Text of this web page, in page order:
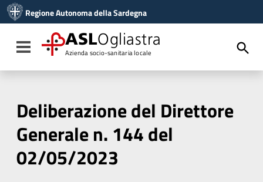
Vai al menu di navigazione
Vai al footer
Regione Autonoma della Sardegna
Toggle navigation
ASLOgliastra
Azienda socio-sanitaria locale
Deliberazione del Direttore
Generale n. 144 del
02/05/2023